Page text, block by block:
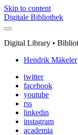
Skip to content
Digitale Bibliothek
Digital Library •
Hendrik Mäkeler
twitter
facebook
youtube
rss
linkedin
instagram
academia